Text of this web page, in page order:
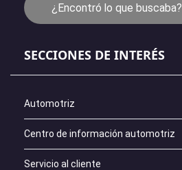
¿Encontró lo que buscaba?
SECCIONES DE INTERÉS
Automotriz
Centro de información automotriz
Servicio al cliente